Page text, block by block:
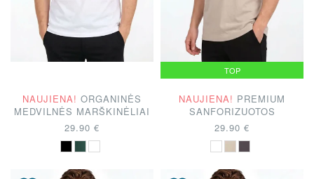
NAUJIENA! ORGANINĖS
MEDVILNĖS MARŠKINĖLIAI
29.90 €
TOP
NAUJIENA! PREMIUM
SANFORIZUOTOS
MEDVILNĖS MARŠKINĖLIAI
29.90 €